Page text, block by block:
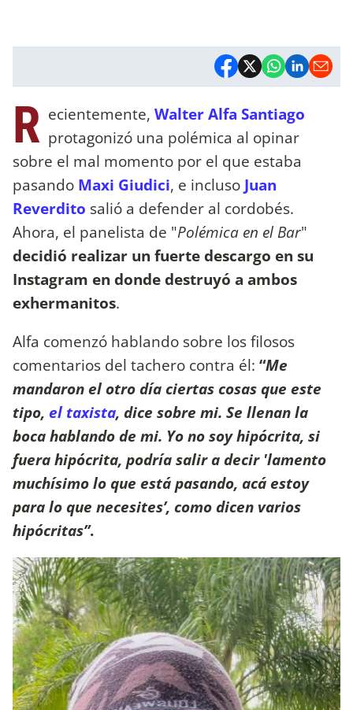
R ecientemente, Walter Alfa Santiago
protagonizó una polémica al opinar
sobre el mal momento por el que estaba
pasando Maxi Giudici, e incluso Juan
Reverdito salió a defender al cordobés.
Ahora, el panelista de "Polémica en el Bar"
decidió realizar un fuerte descargo en su
Instagram en donde destruyó a ambos
exhermanitos.
Alfa comenzó hablando sobre los filosos
comentarios del tachero contra él: “Me
mandaron el otro día ciertas cosas que este
tipo, el taxista, dice sobre mi. Se llenan la
boca hablando de mi. Yo no soy hipócrita, si
fuera hipócrita, podría salir a decir 'lamento
muchísimo lo que está pasando, acá estoy
para lo que necesites’, como dicen varios
hipócritas”.